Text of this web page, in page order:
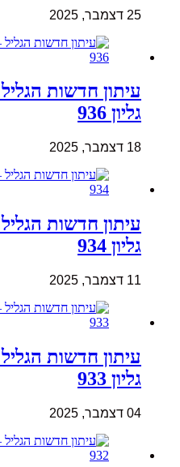
25 דצמבר, 2025
עיתון חדשות
גליון 936
18 דצמבר, 2025
עיתון חדשות
גליון 934
11 דצמבר, 2025
עיתון חדשות
גליון 933
04 דצמבר, 2025